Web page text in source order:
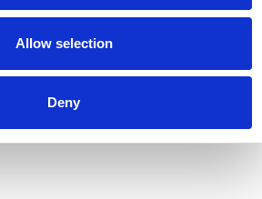
Allow selection
Deny